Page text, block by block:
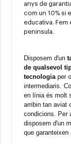
anys de
com un 10% si
educativa. Fem
peninsula.
Disposem d'un
de qualsevol
tecnologia per
intermediaris.
en línia és molt
arribin tan aviat
condicions. Per
disposem d'un
que